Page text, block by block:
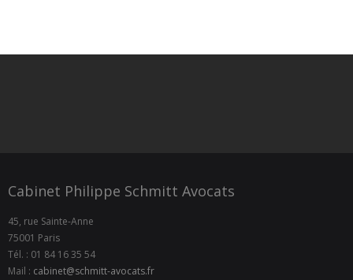
Cabinet Philippe Schmitt Avocats
45, rue Sainte-Anne
75001 Paris
Tél. : 01 84 16 35 54
Mail : cabinet@schmitt-avocats.fr